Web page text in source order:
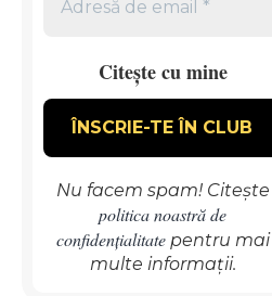
Citește cu mine
Nu facem spam! Citește
politica noastră de
confidențialitatepentru mai
multe informații.